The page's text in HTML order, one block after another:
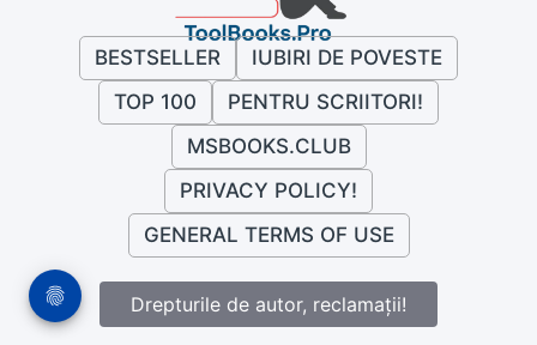
BESTSELLER
IUBIRI DE POVESTE
TOP 100
PENTRU SCRIITORI!
MSBOOKS.CLUB
PRIVACY POLICY!
GENERAL TERMS OF USE
Drepturile de autor, reclamații!